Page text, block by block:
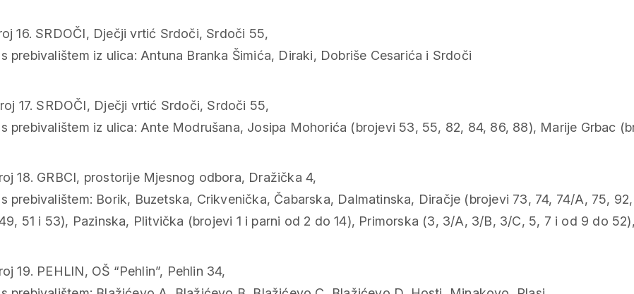
16. SRDOČI, Dječji vrtić Srdoči, Srdoči 55,
prebivalištem iz ulica: Antuna Branka Šimića, Diraki, Dobriše Cesarića i Srdoči
17. SRDOČI, Dječji vrtić Srdoči, Srdoči 55,
prebivalištem iz ulica: Ante Modrušana, Josipa Mohorića (brojevi 53, 55, 82, 84, 86, 88), Marije
18. GRBCI, prostorije Mjesnog odbora, Dražička 4,
prebivalištem: Borik, Buzetska, Crikvenička, Čabarska, Dalmatinska, Diračje (brojevi 73, 74, 74/A,
51 i 53), Pazinska, Plitvička (brojevi 1 i parni od 2 do 14), Primorska (3, 3/A, 3/B, 3/C, 5, 7 i od 9 do
19. PEHLIN, OŠ “Pehlin”, Pehlin 34,